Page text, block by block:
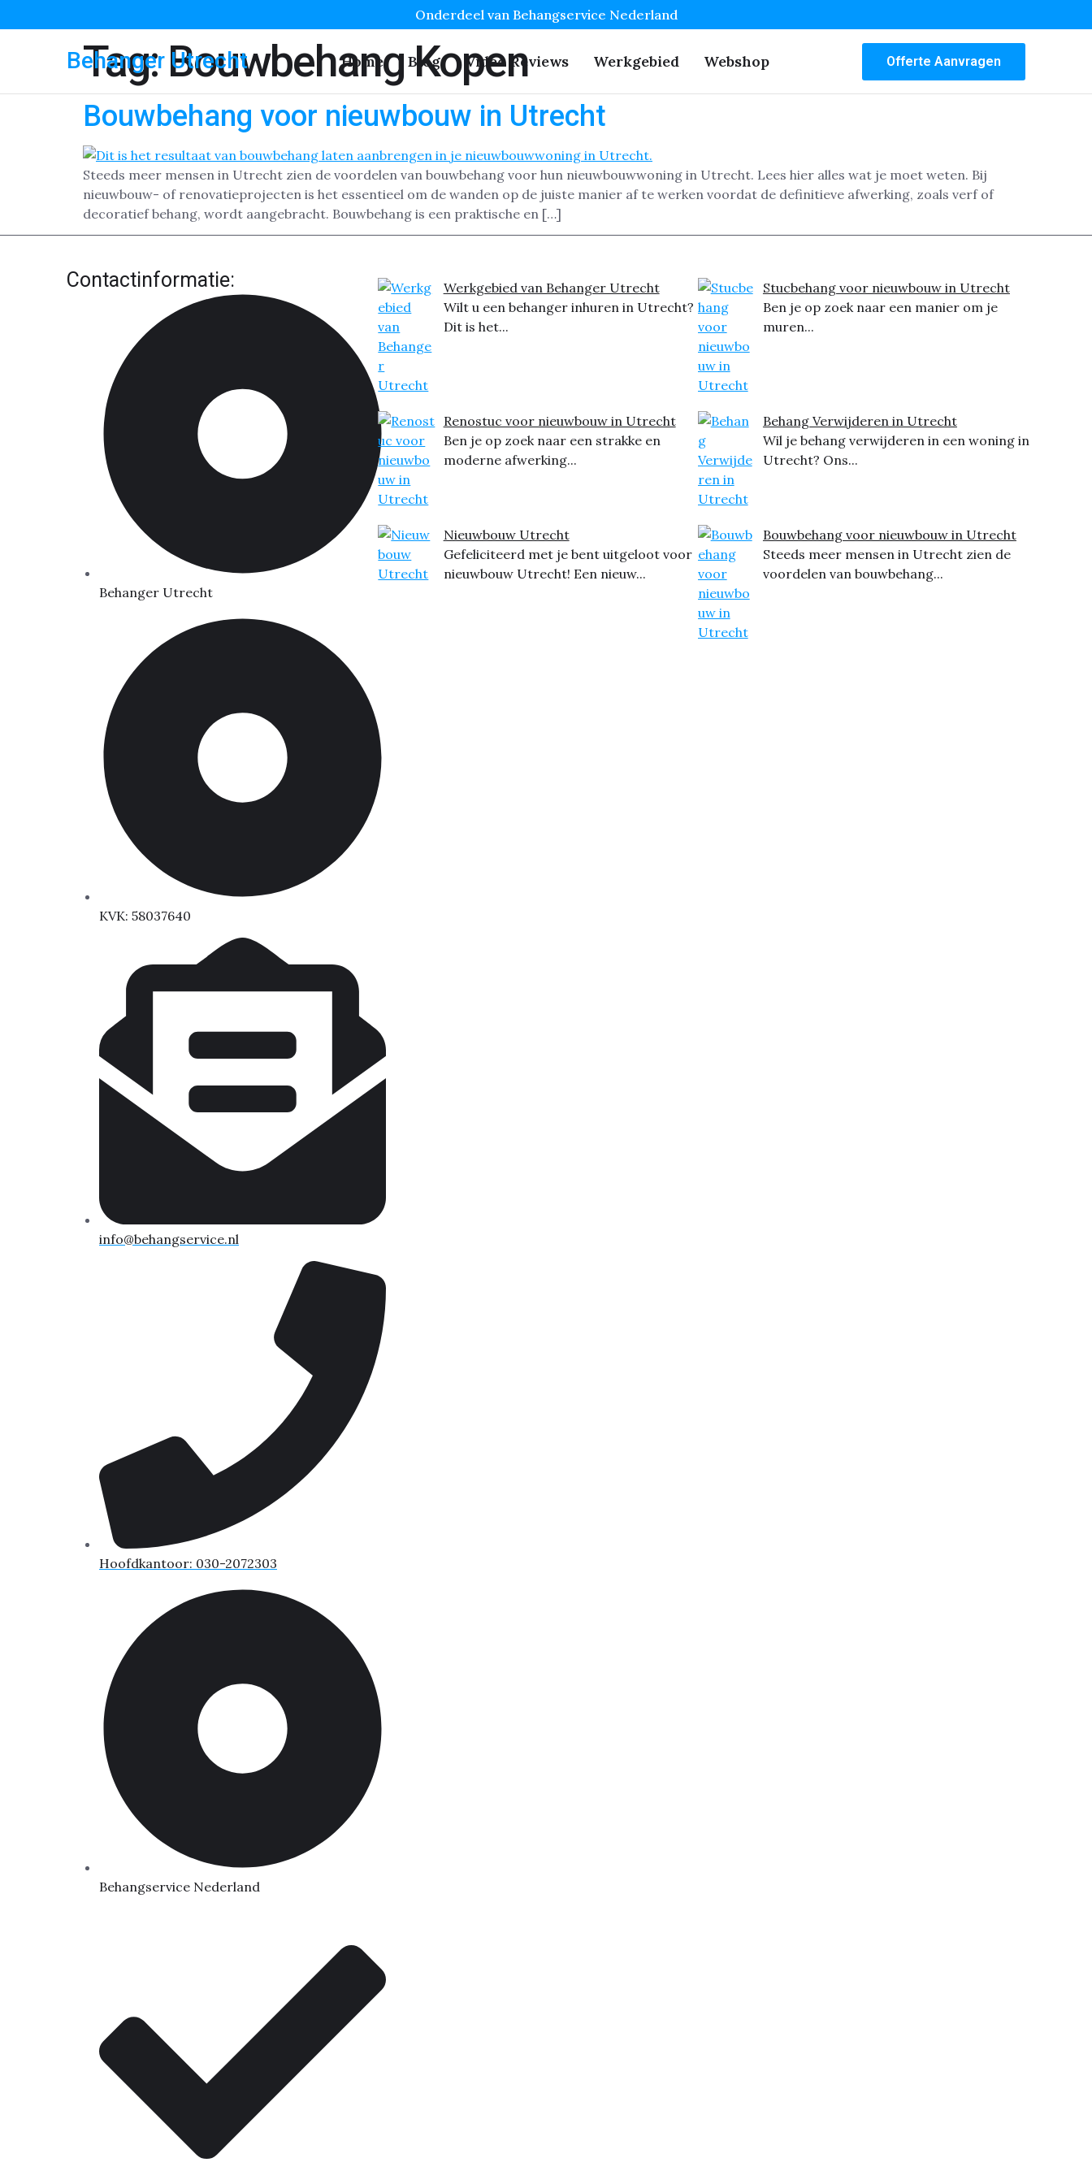
Onderdeel van Behangservice Nederland
Behanger Utrecht Home Blog Video Reviews Werkgebied Webshop Offerte Aanvragen
Tag:Bouwbehang Kopen
Bouwbehang voor nieuwbouw in Utrecht
Steeds meer mensen in Utrecht zien de voordelen van bouwbehang voor hun nieuwbouwwoning in Utrecht. Lees hier alles wat je moet weten. Bij
nieuwbouw- of renovatieprojecten is het essentieel om de wanden op de juiste manier af te werken voordat de definitieve afwerking, zoals verf of
decoratief behang, wordt aangebracht. Bouwbehang is een praktische en […]
Contactinformatie:
Behanger Utrecht
KVK: 58037640
info@behangservice.nl
Hoofdkantoor: 030-2072303
Behangservice Nederland
Werkgebied van Behanger Utrecht
Wilt u een behanger inhuren in Utrecht?
Dit is het...
Renostuc voor nieuwbouw in Utrecht
Ben je op zoek naar een strakke en
moderne afwerking...
Nieuwbouw Utrecht
Gefeliciteerd met je bent uitgeloot voor
nieuwbouw Utrecht! Een nieuw...
Stucbehang voor nieuwbouw in Utrecht
Ben je op zoek naar een manier om je
muren...
Behang Verwijderen in Utrecht
Wil je behang verwijderen in een woning in
Utrecht? Ons...
Bouwbehang voor nieuwbouw in Utrecht
Steeds meer mensen in Utrecht zien de
voordelen van bouwbehang...